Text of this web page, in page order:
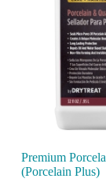
Premium
(Porcelain Plus)